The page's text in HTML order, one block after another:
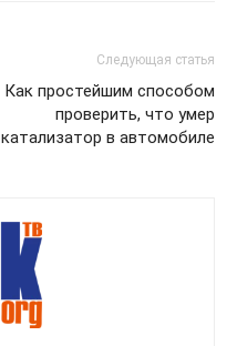
Следующая статья
Как простейшим способом
проверить, что умер
катализатор в автомобиле